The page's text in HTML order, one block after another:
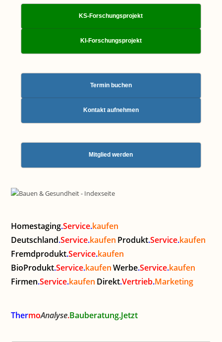
KS-Forschungsprojekt
KI-Forschungsprojekt
Termin buchen
Kontakt aufnehmen
Mitglied werden
Homestaging.Service.kaufen
Deutschland.Service.kaufen Produkt.Service.kaufen
Fremdprodukt.Service.kaufen
BioProdukt.Service.kaufen Werbe.Service.kaufen
Firmen.Service.kaufen Direkt.Vertrieb.Marketing
ThermoAnalyse.Bauberatung.Jetzt